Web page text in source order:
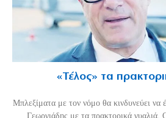
«Τέλος» τα
Μπλεξίματα με τον νόμο θα κινδυνεύει να
Γεωργιάδης με τα πρακτορικά γυαλιά.